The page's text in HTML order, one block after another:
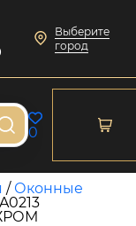
Выберите
город
0
/ Оконные